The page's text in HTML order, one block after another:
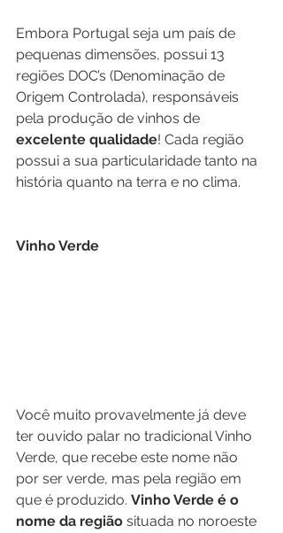
Embora Portugal seja um país de
pequenas dimensões, possui 13
regiões DOC’s (Denominação de
Origem Controlada), responsáveis
pela produção de vinhos de
excelente qualidade! Cada região
possui a sua particularidade tanto na
história quanto na terra e no clima.
Vinho Verde
Você muito provavelmente já deve
ter ouvido palar no tradicional Vinho
Verde, que recebe este nome não
por ser verde, mas pela região em
que é produzido. Vinho Verde é o
nome da região situada no noroeste